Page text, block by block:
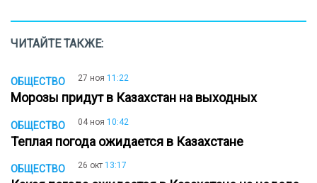
ЧИТАЙТЕ ТАКЖЕ:
ОБЩЕСТВО 27 ноя 11:22
Морозы придут в Казахстан на выходных
ОБЩЕСТВО 04 ноя 10:42
Теплая погода ожидается в Казахстане
ОБЩЕСТВО 26 окт 13:17